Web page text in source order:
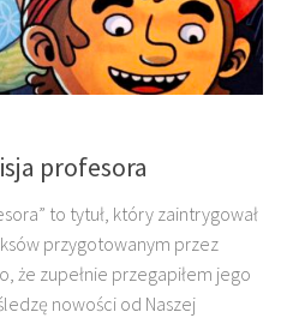
profesora
to tytuł, który zaintrygował
przygotowanym przez
że zupełnie przegapiłem jego
nowości od Naszej